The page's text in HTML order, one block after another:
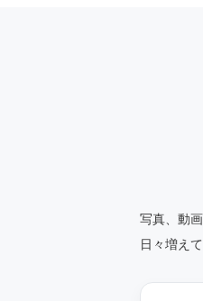
写真、動
日々増え